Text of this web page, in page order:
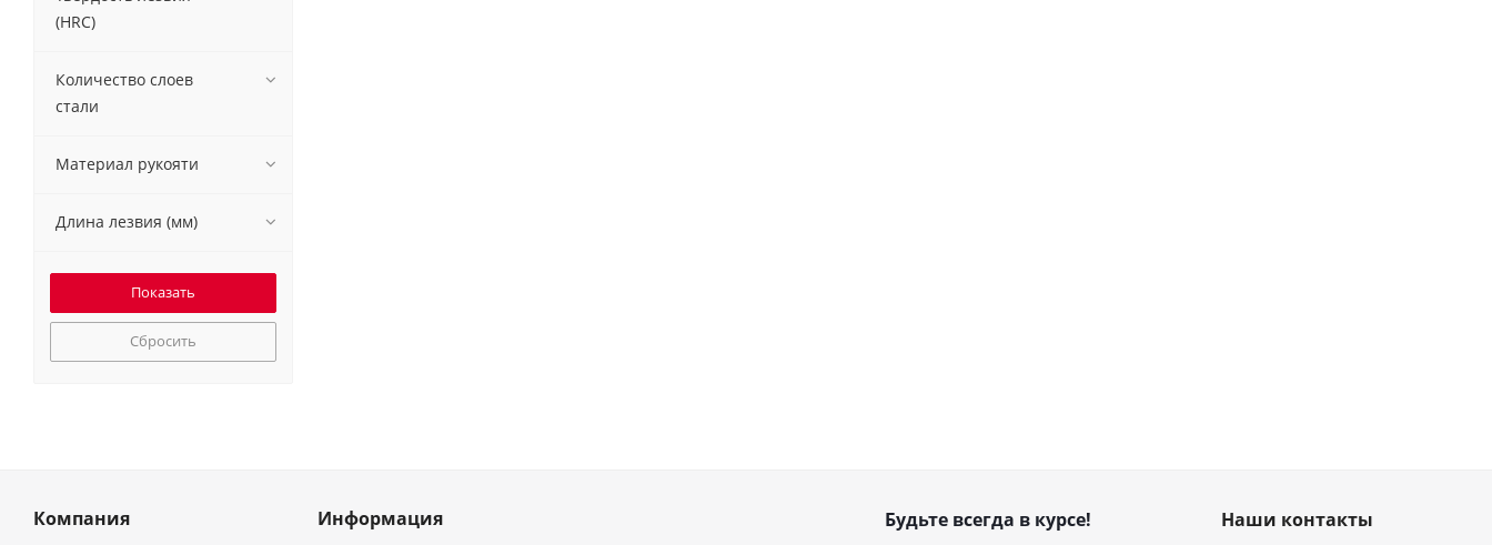
(HRC)
Количество слоев
стали
Материал рукояти
Длина лезвия (мм)
Сбросить
Компания Информация Будьте всегда в курсе! Наши контакты